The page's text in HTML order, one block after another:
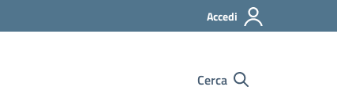
Accedi
Cerca